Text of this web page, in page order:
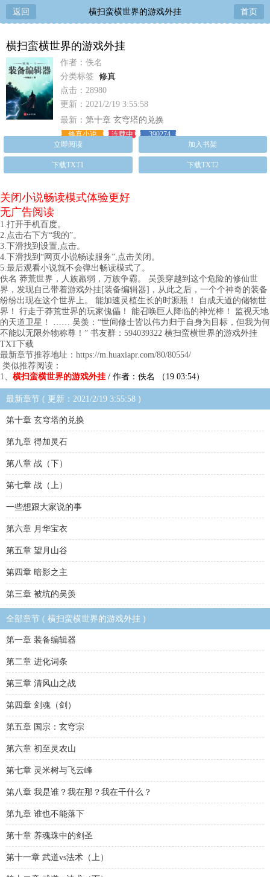
返回 横扫蛮横世界的游戏外挂 首页
横扫蛮横世界的游戏外挂
作者：佚名
分类标签 修真
点击：28980
更新：2021/2/19 3:55:58
最新： 第十章 玄穹塔的兑换
修真小说 连载中
390274
立即阅读
加入书架
下载TXT1 下载TXT2
关闭小说畅读模式体验更好
无广告阅读
1.打开手机百度。
2.点击右下方“我的”。
3.下滑找到设置,点击。
4.下滑找到“网页小说畅读服务”,点击关闭。
5.最后观看小说就不会弹出畅读模式了。
佚名 莽荒世界，人族羸弱，万族争霸。 吴羡穿越到这个危险的修仙世
界，发现自己带着游戏外挂[装备编辑器]，从此之后，一个个神奇的装备
纷纷出现在这个世界上。 能加速灵植生长的时源瓶！ 自成天道的储物世
界！ 行走于莽荒世界的玩家傀儡！ 能召唤巨人降临的神光棒！ 监视天地
的天道卫星！ …… 吴羡：“世间修士皆以伟力归于自身为目标，但我为何
不能以无限外物称尊！” 书友群：594039322 横扫蛮横世界的游戏外挂
TXT下载
最新章节推荐地址：https://m.huaxiapr.com/80/80554/
类似推荐阅读：
1、 横扫蛮横世界的游戏外挂 / 作者：佚名 （19 03:54）
最新章节 ( 更新：2021/2/19 3:55:58 )
第十章 玄穹塔的兑换
第九章 得加灵石
第八章 战（下）
第七章 战（上）
一些想跟大家说的事
第六章 月华宝衣
第五章 望月山谷
第四章 暗影之主
第三章 被坑的吴羡
全部章节 ( 横扫蛮横世界的游戏外挂 )
第一章 装备编辑器
第二章 进化词条
第三章 清风山之战
第四章 剑魂（剑）
第五章 国宗：玄穹宗
第六章 初至灵农山
第七章 灵米树与飞云峰
第八章 我是谁？我在那？我在干什么？
第九章 谁也不能落下
第十章 养魂珠中的剑圣
第十一章 武道vs法术（上）